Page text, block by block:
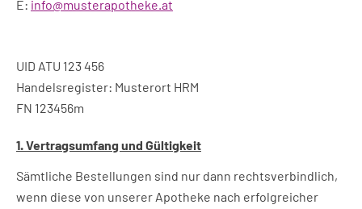
E: info@musterapotheke.at
UID ATU 123 456
Handelsregister: Musterort HRM
FN 123456m
1. Vertragsumfang und Gültigkeit
Sämtliche Bestellungen sind nur dann rechtsverbindlich,
wenn diese von unserer Apotheke nach erfolgreicher